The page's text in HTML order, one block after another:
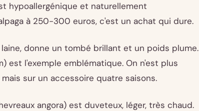
hypoallergénique et naturellement
à 250-300 euros, c'est un achat qui dure.
donne un tombé brillant et un poids plume.
est l'exemple emblématique. On n'est plus
sur un accessoire quatre saisons.
angora) est duveteux, léger, très chaud.